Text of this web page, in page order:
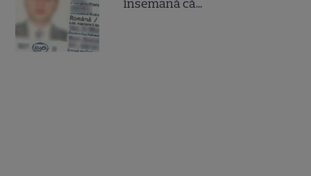
însemană că...